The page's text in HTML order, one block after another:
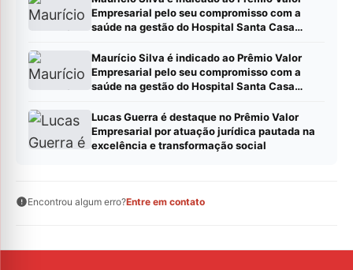
Empresarial pelo seu compromisso com a
saúde na gestão do Hospital Santa Casa
Maurício Silva é indicado ao Prêmio Valor
Empresarial pelo seu compromisso com a
saúde na gestão do Hospital Santa Casa
Lucas Guerra é destaque no Prêmio Valor
Empresarial por atuação jurídica pautada na
excelência e transformação social
Encontrou algum erro?Entre em contato